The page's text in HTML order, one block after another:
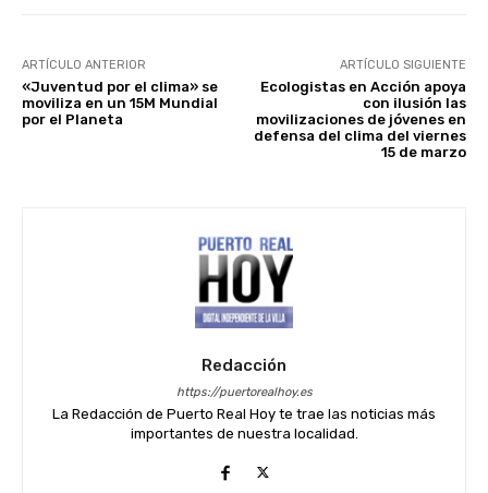
ARTÍCULO ANTERIOR
«Juventud por el clima» se
moviliza en un 15M Mundial
por el Planeta
ARTÍCULO SIGUIENTE
Ecologistas en Acción apoya
con ilusión las
movilizaciones de jóvenes en
defensa del clima del viernes
15 de marzo
Redacción
https://puertorealhoy.es
La Redacción de Puerto Real Hoy te trae las noticias más
importantes de nuestra localidad.